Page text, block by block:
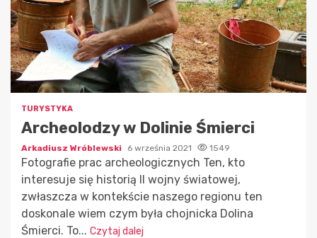
TURYSTYKA
Archeolodzy w Dolinie Śmierci
Arkadiusz Wróblewski 6 września 2021 1549
Fotografie prac archeologicznych Ten, kto
interesuje się historią II wojny światowej,
zwłaszcza w kontekście naszego regionu ten
doskonale wiem czym była chojnicka Dolina
Śmierci. To... Czytaj dalej